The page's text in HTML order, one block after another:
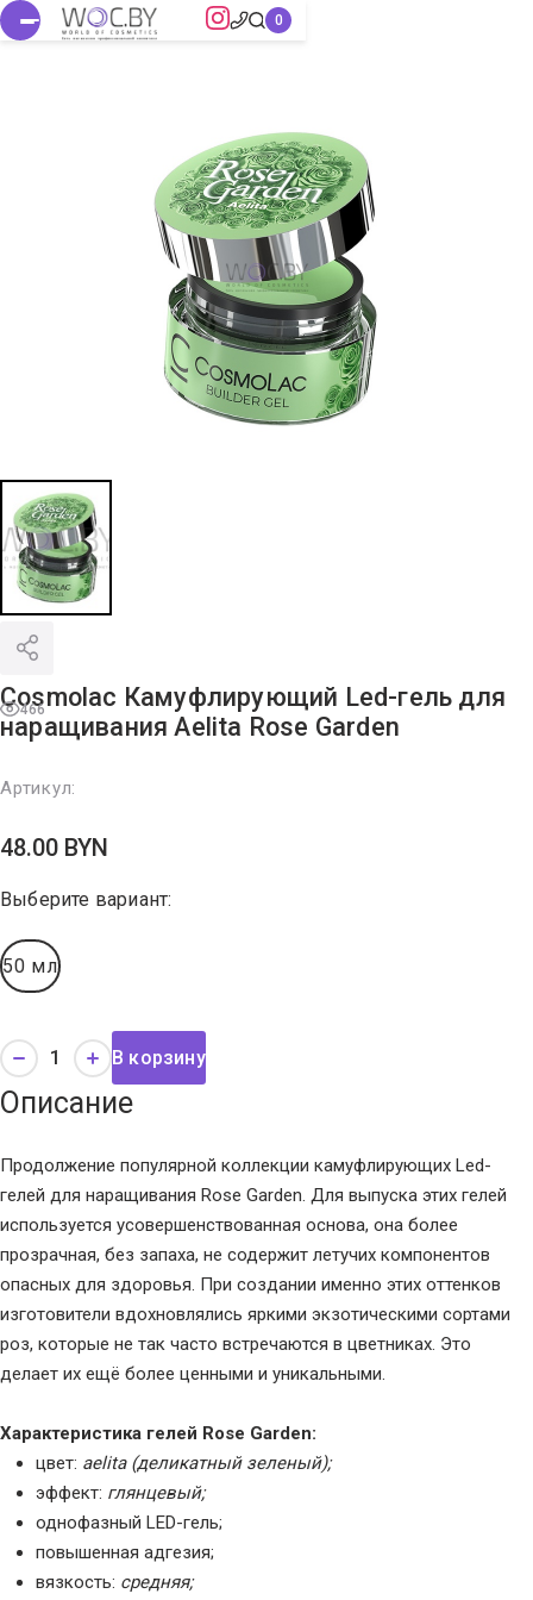
466
Cosmolac Камуфлирующий Led-гель для
наращивания Aelita Rose Garden
Артикул:
48.00 BYN
Выберите вариант:
50 мл
В корзину
Описание
Продолжение популярной коллекции камуфлирующих Led-
гелей для наращивания Rose Garden. Для выпуска этих гелей
используется усовершенствованная основа, она более
прозрачная, без запаха, не содержит летучих компонентов
опасных для здоровья. При создании именно этих оттенков
изготовители вдохновлялись яркими экзотическими сортами
роз, которые не так часто встречаются в цветниках. Это
делает их ещё более ценными и уникальными.
Характеристика гелей Rose Garden:
цвет: aelita (деликатный зеленый);
эффект: глянцевый;
однофазный LED-гель;
повышенная адгезия;
вязкость: средняя;